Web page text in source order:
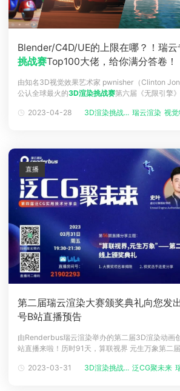
Blender/C4D/UE的上限在哪？！瑞
挑战赛Top100大佬，给你满分答卷！
由知名3D视觉效果艺术家 pwnisher（Clinton
公认全球最火的3D渲染挑战赛第六届《无限引擎
的作品，经过5周紧张评选，最终有16位国人大佬
2023-04-28 3D渲染挑战... 瑞云渲染 视
第二届瑞云渲染大赛颁奖典礼向您发
号B站直播预告
由Renderbus瑞云渲染举办的第二届3D渲染动画
站直播来啦！历时91天，算联视界 元生万象第二
业组84个，学生组47个，这些作品将进入80w奖
2023-03-31 3D渲染挑战... 泛CG聚未来
直播